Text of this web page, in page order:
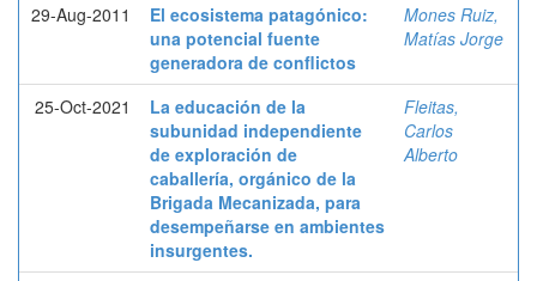
29-Aug-2011
El ecosistema patagónico:
una potencial fuente
generadora de conflictos
Mones Ruiz,
Matías Jorge
25-Oct-2021
La educación de la
subunidad independiente
de exploración de
caballería, orgánico de la
Brigada Mecanizada, para
desempeñarse en ambientes
insurgentes.
Fleitas,
Carlos
Alberto